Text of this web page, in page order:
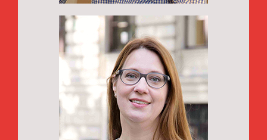
Miriam Steurer, Dr.
Scientific support